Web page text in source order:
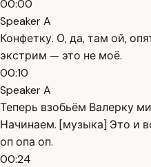
00:00
Speaker A
Конфетку. О, да, там ой,
экстрим — это не моё.
00:10
Speaker A
Теперь взобьём Валерку
Начинаем. [музыка] Это и
оп опа оп.
00:24